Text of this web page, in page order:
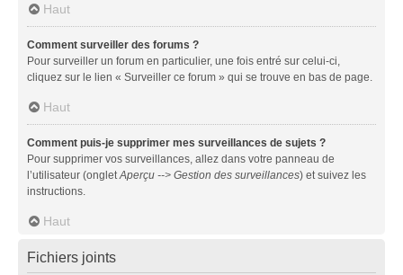
Haut
Comment surveiller des forums ?
Pour surveiller un forum en particulier, une fois entré sur celui-ci,
cliquez sur le lien « Surveiller ce forum » qui se trouve en bas de page.
Haut
Comment puis-je supprimer mes surveillances de sujets ?
Pour supprimer vos surveillances, allez dans votre panneau de
l’utilisateur (onglet Aperçu --> Gestion des surveillances) et suivez les
instructions.
Haut
Fichiers joints